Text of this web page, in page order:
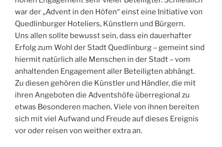
war der „Advent in den Höfen“ einst eine Initiative von
Quedlinburger Hoteliers, Künstlern und Bürgern.
Uns allen sollte bewusst sein, dass ein dauerhafter
Erfolg zum Wohl der Stadt Quedlinburg – gemeint sind
hiermit natürlich alle Menschen in der Stadt – vom
anhaltenden Engagement aller Beteiligten abhängt.
Zu diesen gehören die Künstler und Händler, die mit
ihren Angeboten die Adventshöfe überregional zu
etwas Besonderen machen. Viele von ihnen bereiten
sich mit viel Aufwand und Freude auf dieses Ereignis
vor oder reisen von weither extra an.